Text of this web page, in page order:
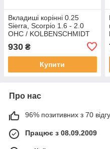
Вкладиші корінні 0.25
Sierra, Scorpio 1.6 - 2.0
OHC / KOLBENSCHMIDT
930 ₴
Купити
Про нас
96% позитивних з 70
Працює з 08.09.2009